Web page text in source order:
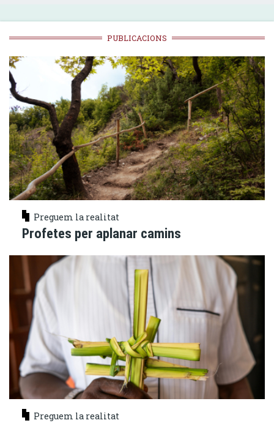
PUBLICACIONS
Preguem la realitat
Profetes per aplanar camins
Preguem la realitat